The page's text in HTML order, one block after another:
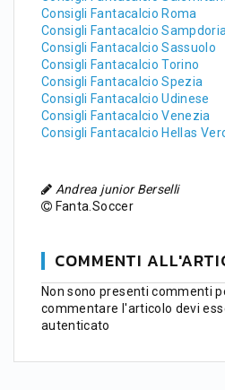
Consigli Fantacalcio Roma
Consigli Fantacalcio Sampdoria
Consigli Fantacalcio Sassuolo
Consigli Fantacalcio Torino
Consigli Fantacalcio Spezia
Consigli Fantacalcio Udinese
Consigli Fantacalcio Venezia
Consigli Fantacalcio Hellas
Andrea junior Berselli
Fanta.Soccer
COMMENTI
Non sono presenti commenti
commentare l'articolo devi
autenticato